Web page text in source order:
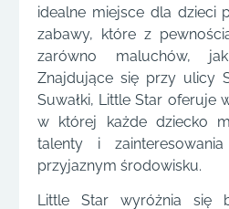
idealne miejsce dla dzieci
zabawy, które z
zarówno maluchów,
Znajdujące się przy ulicy
Suwałki, Little Star oferuje
w której każde dziecko
talenty i
przyjaznym środowisku.
Little Star wyróżnia się